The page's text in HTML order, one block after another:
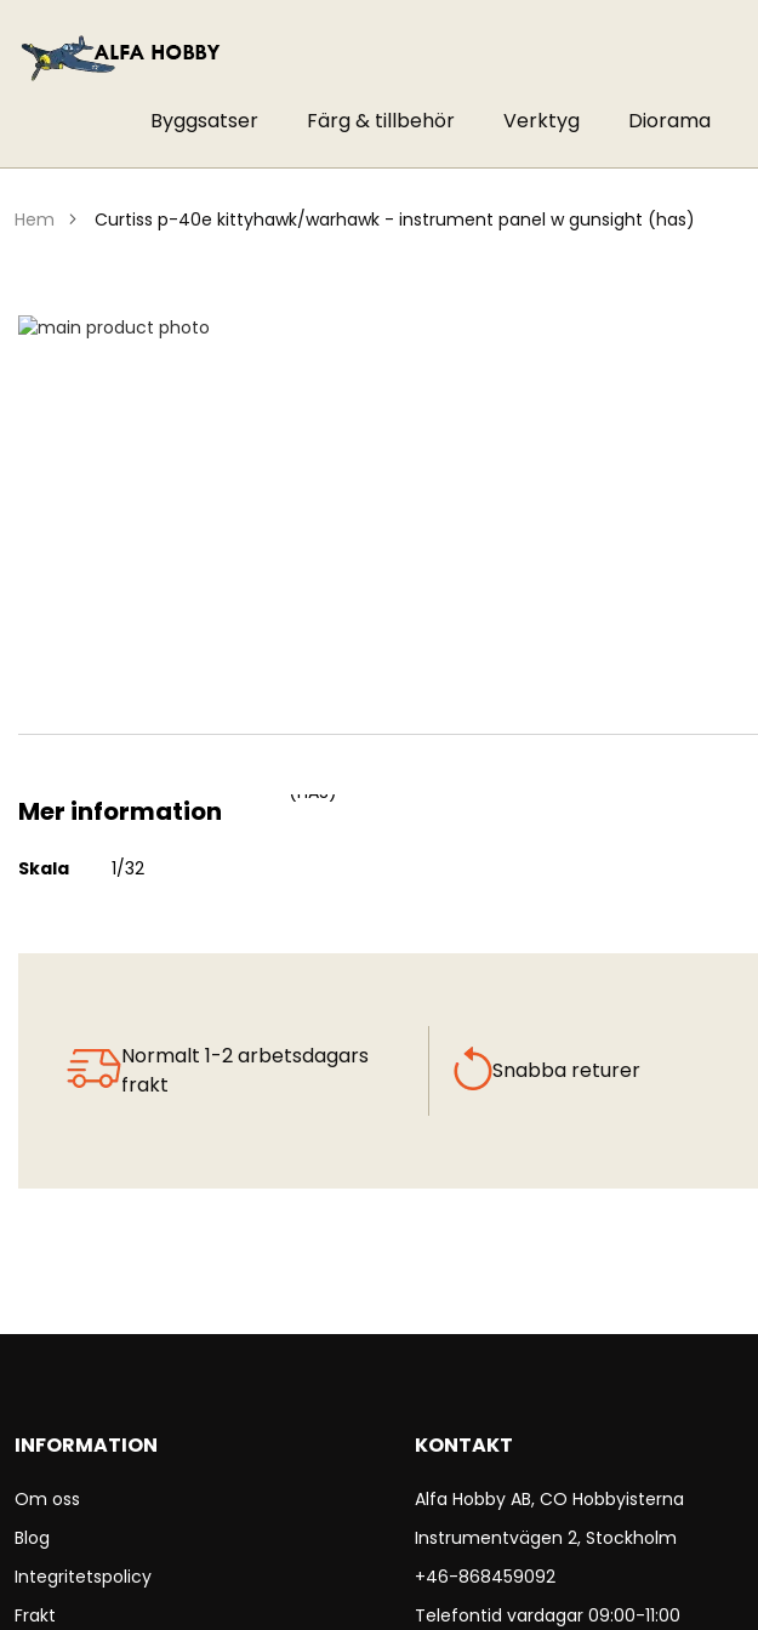
Byggsatser Färg & tillbehör Verktyg Diorama
hem curtiss p-40e kittyhawk/warhawk - instrument panel w gunsight (has)
Hoppa
(HAS)
Mer information
Mer
Skala 1/32
Normalt 1-2 arbetsdagars
frakt
Snabba returer
INFORMATION
Om oss
Blog
Integritetspolicy
Frakt
KONTAKT
Alfa Hobby AB, CO Hobbyisterna
Instrumentvägen 2, Stockholm
+46-868459092
Telefontid vardagar 09:00-11:00